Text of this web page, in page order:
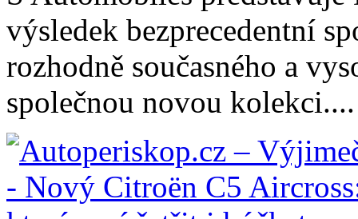
výsledek bezprecedentní
rozhodně současného a
společnou novou kolekci....